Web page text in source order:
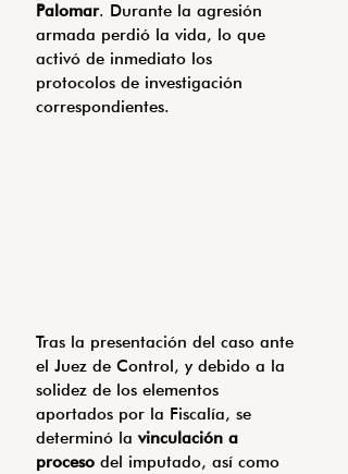
Palomar. Durante la agresión
armada perdió la vida, lo que
activó de inmediato los
protocolos de investigación
correspondientes.
Tras la presentación del caso ante
el Juez de Control, y debido a la
solidez de los elementos
aportados por la Fiscalía, se
determinó la vinculación a
proceso del imputado, así como